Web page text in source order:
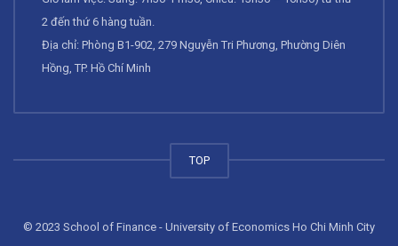
2 đến thứ 6 hàng tuần.
Địa chỉ: Phòng B1-902, 279 Nguyễn Tri Phương, Phường Diên
Hồng, TP. Hồ Chí Minh
TOP
© 2023 School of Finance - University of Economics Ho Chi Minh City